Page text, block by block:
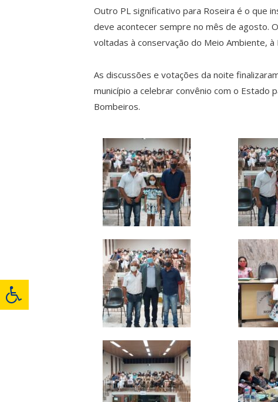
Outro PL significativo para Roseira é o que
deve acontecer sempre no mês de agosto.
voltadas à conservação do Meio Ambiente,
As discussões e votações da noite
município a celebrar convênio com o Estado
Bombeiros.